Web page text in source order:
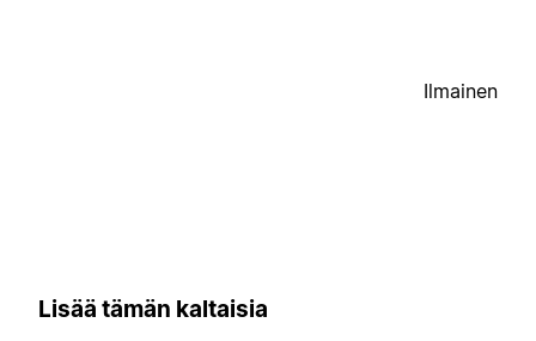
Ilmainen
Lisää tämän kaltaisia